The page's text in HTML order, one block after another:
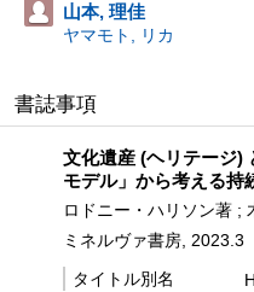
山本, 理佳
ヤマモト, リカ
書誌事項
文化遺産 (ヘリテージ)
モデル」から考える持
ロドニー・ハリソン著 ;
ミネルヴァ書房, 2023.3
タイトル別名